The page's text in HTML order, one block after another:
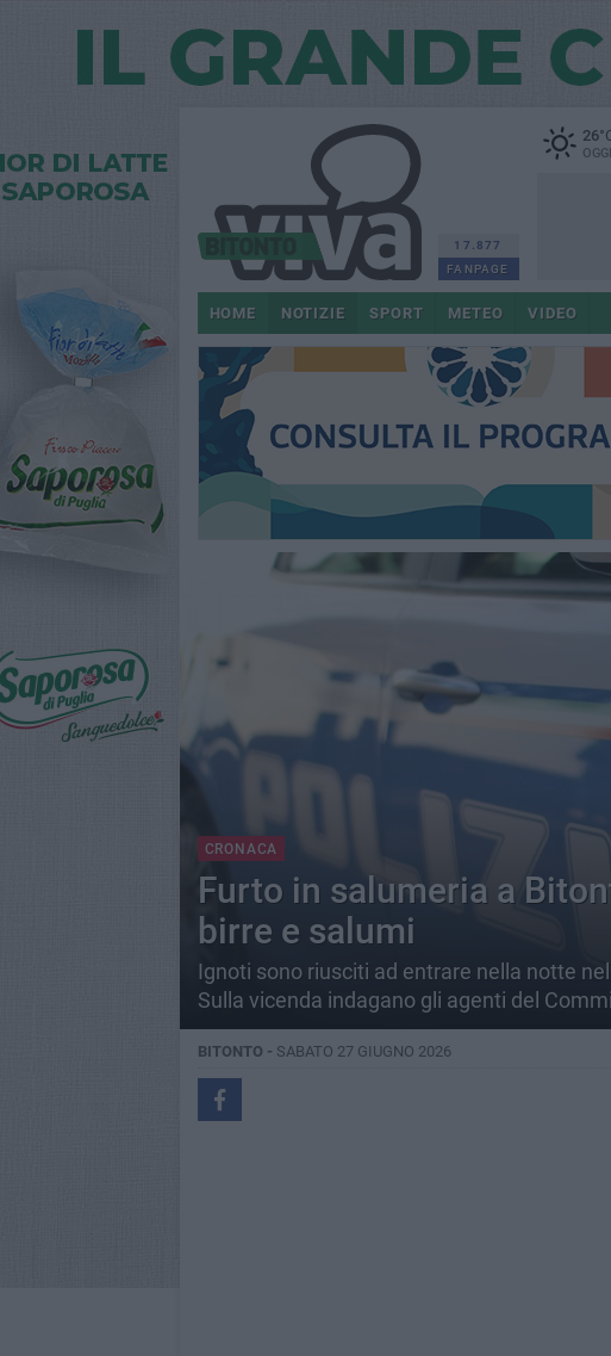
17.877
FANPAGE
26
HOME NOTIZIE SPORT METEO VIDEO
CRONACA
Furto in salumeria a
birre e salumi
Ignoti sono riusciti ad entrare nella notte
Sulla vicenda indagano gli agenti del
BITONTO - SABATO 27 GIUGNO 2026